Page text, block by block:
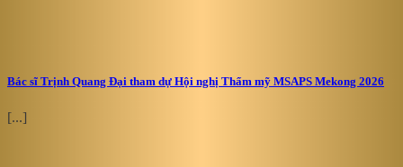
Bác sĩ Trịnh Quang Đại tham dự Hội nghị Thẩm mỹ MSAPS Mekong 2026
[...]